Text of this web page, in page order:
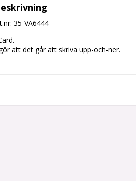
35-VA6444
att det går att skriva upp-och-ner.